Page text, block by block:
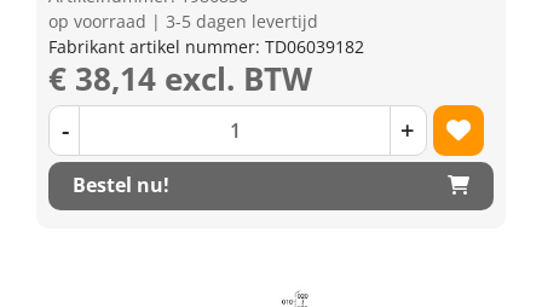
op voorraad | 3-5 dagen levertijd
Fabrikant artikel nummer: TD06039182
€ 38,14 excl. BTW
- +
Bestel nu!